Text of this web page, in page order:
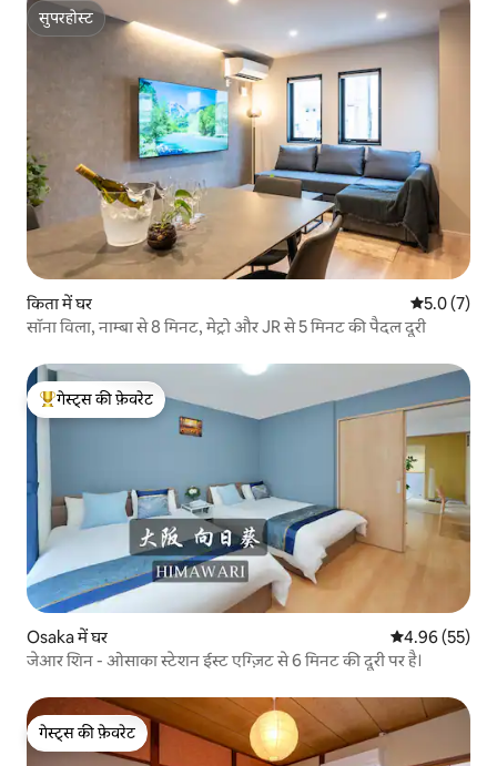
सुपरहोस्ट
सुपरहोस्ट
किता में घर औसत रेटिंग 5
5.0 (7)
सॉना विला, नाम्बा से 8 मिनट, मेट्रो और JR से 5 मिनट की पैदल दूरी
गेस्ट्स का टॉप फ़ेवरेट
गेस्ट्स की फ़ेवरेट
Osaka में घर औसत रेटिंग 5 में
4.96 (55)
जेआर शिन - ओसाका स्टेशन ईस्ट एग्ज़िट से 6 मिनट की दूरी पर है।
गेस्ट्स की फ़ेवरेट
गेस्ट्स की फ़ेवरेट